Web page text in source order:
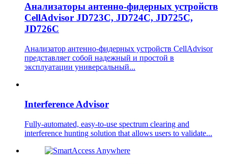
Анализаторы антенно-фидерных устройств
CellAdvisor JD723C, JD724C, JD725C,
JD726C
Анализатор антенно-фидерных устройств CellAdvisor
представляет собой надежный и простой в
эксплуатации универсальный...
Interference Advisor
Fully-automated, easy-to-use spectrum clearing and
interference hunting solution that allows users to validate...